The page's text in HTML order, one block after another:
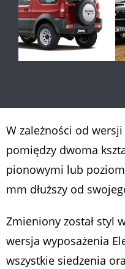
W zależności od
pomiędzy dwoma
pionowymi lub
mm dłuższy od
Zmieniony został styl
wersja wyposażenia
wszystkie siedzenia